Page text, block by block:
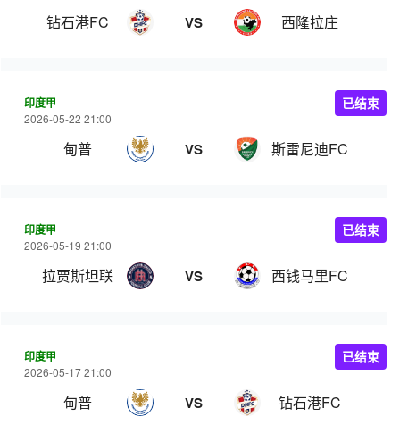
钻石港FC VS 西隆拉庄
印度甲
2026-05-22 21:00
甸普 VS 斯雷尼迪FC
已结束
印度甲
2026-05-19 21:00
拉贾斯坦联 VS 西钱马里FC
已结束
印度甲
2026-05-17 21:00
甸普 VS 钻石港FC
已结束